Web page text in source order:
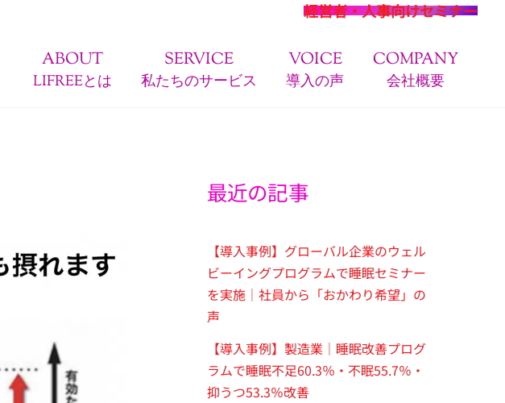
経営者・人事向けセミナー
ABOUT
LIFREEとは
SERVICE
私たちのサービス
VOICE
導入の声
COMPANY
会社概要
最近の記事
【導入事例】グローバル企業のウェル
ビーイングプログラムで睡眠セミナー
を実施｜社員から「おかわり希望」の
声
【導入事例】製造業｜睡眠改善プログ
ラムで睡眠不足60.3％・不眠55.7％・
抑うつ53.3％改善